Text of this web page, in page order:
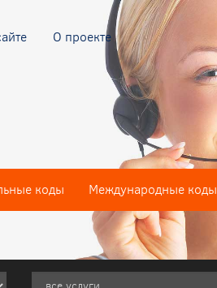
О проекте
коды Международные коды